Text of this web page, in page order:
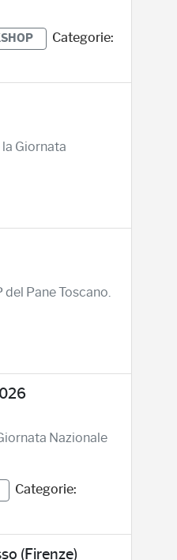
Categorie:
Giornata
Pane Toscano.
Nazionale
Categorie:
(Firenze)